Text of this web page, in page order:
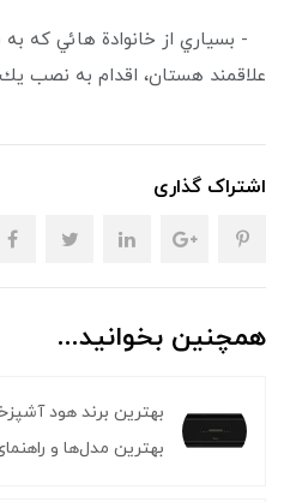
- بسياري از خانوادة هائي كه
علاقمند هستان، اقدام به نصب
اشتراک گذاری
همچنین بخوانید...
بهترین برند هود
بهترین مدل‌ها و